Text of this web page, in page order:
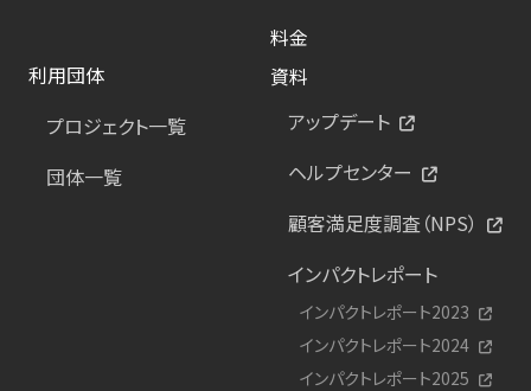
料金
利用団体
プロジェクト一覧
団体一覧
資料
アップデート
ヘルプセンター
顧客満足度調査（NPS）
インパクトレポート
インパクトレポート2023
インパクトレポート2024
インパクトレポート2025